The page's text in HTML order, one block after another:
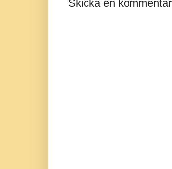
Skicka en kommentar